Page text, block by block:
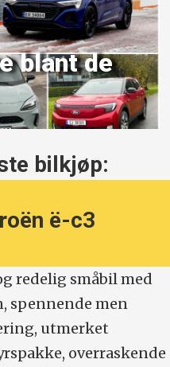
blant de
bilkjøp:
ë-c3
redelig småbil med
spennende men
utmerket
overraskende